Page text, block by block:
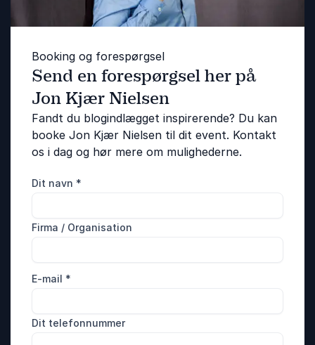
Booking og forespørgsel
Send en forespørgsel her på
Jon Kjær Nielsen
Fandt du blogindlægget inspirerende? Du kan
booke Jon Kjær Nielsen til dit event. Kontakt
os i dag og hør mere om mulighederne.
Dit navn *
Firma / Organisation
E-mail *
Dit telefonnummer